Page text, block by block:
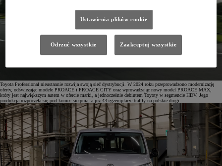
Toyota Professional nieustannie rozwija swoją sieć dystrybucji. W 2024 roku przeprowadzono modernizację
oferty, odświeżając modele PROACE i PROACE CITY oraz wprowadzając nowy model PROACE MAX,
który jest największym autem w ofercie marki, a jednocześnie debiutem Toyoty w segmencie HDV. Jego
produkcja rozpoczęła się pod koniec sierpnia, a już 43 egzemplarze trafiły na polskie drogi.
Ustawienia plików cookie
Odrzuć wszystkie Zaakceptuj wszystkie